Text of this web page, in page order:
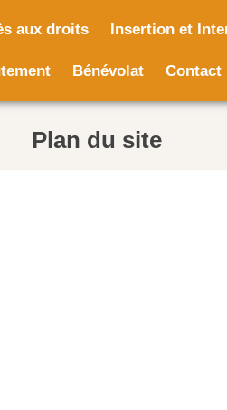
aux droits Insertion et
Bénévolat Contact
Plan du site